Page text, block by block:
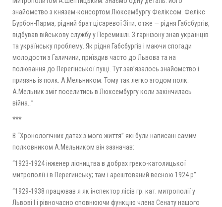
знайомство з князем-консортом Люксембургу Феліксом. Фелікс
Бурбон-Парма, рідний брат цісаревої Зіти, отже — рідня Габсбургів,
відбував військову службу у Перемишлі. З гарнізону знав українців
та українську проблему. Як рідня Габсбургів і маючи спогади
молодости з Галичини, приїздив часто до Львова та на
полювання до Перегінської пущі. Тут зав’язалось знайомство і
приязнь із полк. А.Мельником. Тому так легко згодом полк.
А.Мельник зміг поселитись в Люксембургу коли закінчилась
війна…”
***
В “Хронологічних датах з мого життя” які були написані самим
полковником А.Мельником він зазначав:
“1923-1924 інженер лісництва в добрах греко-католицької
митрополії і в Перегинську; там і арештований весною 1924 р”.
“1929-1938 працював я як інспектор лісів гр. кат. митрополії у
Львові І і рівночасно сповнюючи функцію члена Сенату нашого